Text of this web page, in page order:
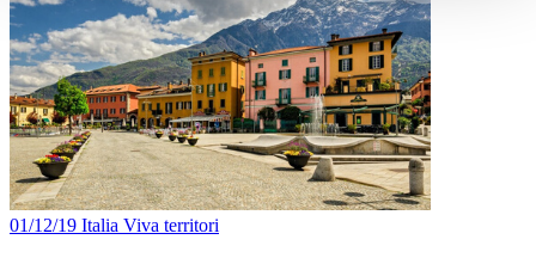
01/12/19 Italia Viva territori